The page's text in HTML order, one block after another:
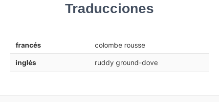
Traducciones
francés colombe rousse
inglés ruddy ground-dove